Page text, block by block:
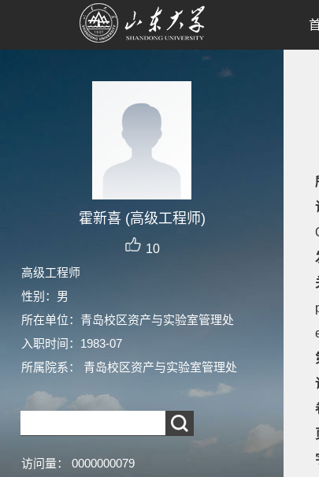
霍新喜 (高级工程师)
10
高级工程师
性别：男
所在单位：青岛校区资产与实验室管理处
入职时间：1983-07
所属院系： 青岛校区资产与实验室管理处
访问量： 0000000079